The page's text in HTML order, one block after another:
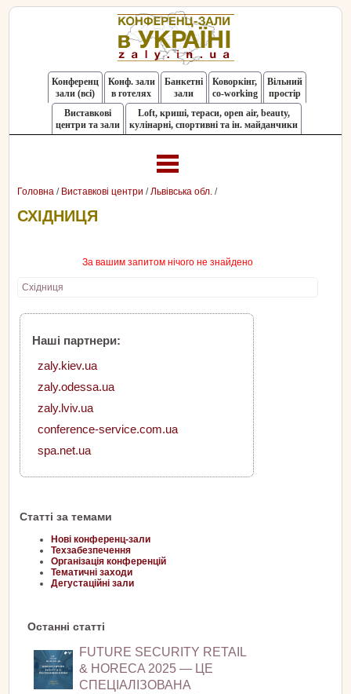
Конференц
зали (всі)
Конф. зали
в готелях
Банкетні
зали
Коворкінг,
co-working
Вільний
простір
Виставкові
центри та зали
Loft, криші, тераси, оpen air, beauty,
кулінарні, спортивні та ін. майданчики
Головна / Виставкові центри /Львівська обл. /
СХІДНИЦЯ
За вашим запитом нічого не знайдено
Східниця
Наші партнери:
zaly.kiev.ua
zaly.odessa.ua
zaly.lviv.ua
conference-service.com.ua
spa.net.ua
Статті за темами
Нові конференц-зали
Техзабезпечення
Організація конференцій
Тематичні заходи
Дегустаційні зали
Останні статті
FUTURE SECURITY RETAIL
& HORECA 2025 — ЦЕ
СПЕЦІАЛІЗОВАНА